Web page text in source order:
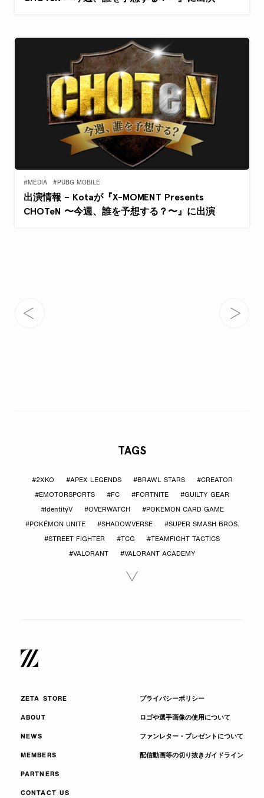
TAGS
#2XKO #APEX LEGENDS #BRAWL STARS #CREATOR
#EMOTORSPORTS #FC #FORTNITE #GUILTY GEAR
#IdentityV #OVERWATCH #POKÉMON CARD GAME
#POKÉMON UNITE #SHADOWVERSE #SUPER SMASH BROS.
#STREET FIGHTER #TCG #TEAMFIGHT TACTICS
#VALORANT #VALORANT ACADEMY
#MEDIA #PUBG MOBILE
出演情報 – Kotaが『X-MOMENT Presents
CHOTeN 〜今週、誰を予想する？〜』に出演
ZETA STORE
ABOUT
NEWS
MEMBERS
PARTNERS
CONTACT US
プライバシーポリシー
ロゴや選手画像の使用について
ファンレター・プレゼントについて
配信動画等の切り抜きガイドライン